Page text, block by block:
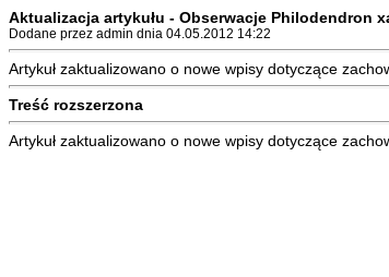
Aktualizacja artykułu - Obserwacje Philodendron
Dodane przez admin dnia 04.05.2012 14:22
Artykuł zaktualizowano o nowe wpisy dotyczące
Treść rozszerzona
Artykuł zaktualizowano o nowe wpisy dotyczące